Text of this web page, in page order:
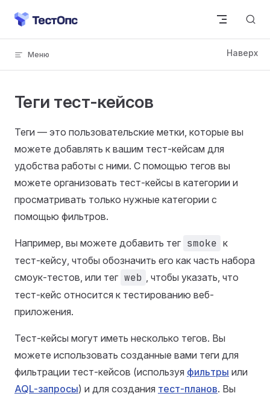
Skip to content
Теги тест-кейсов
Теги — это пользовательские метки, которые вы
можете добавлять к вашим тест-кейсам для
удобства работы с ними. С помощью тегов вы
можете организовать тест-кейсы в категории и
просматривать только нужные категории с
помощью фильтров.
Например, вы можете добавить тег smoke к
тест-кейсу, чтобы обозначить его как часть набора
смоук-тестов, или тег web , чтобы указать, что
тест-кейс относится к тестированию веб-
приложения.
Тест-кейсы могут иметь несколько тегов. Вы
можете использовать созданные вами теги для
фильтрации тест-кейсов (используя фильтры или
AQL-запросы) и для создания тест-планов. Вы